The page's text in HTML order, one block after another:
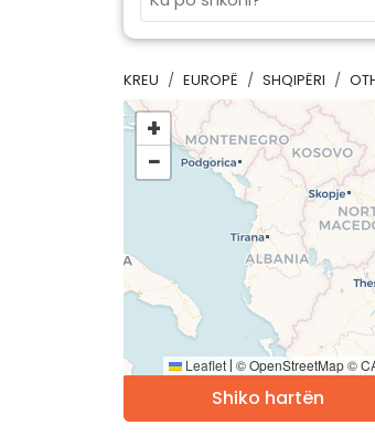
KREU EUROPË SHQIPËRI
+
−
Leaflet | © OpenStreetMap ©
Shiko hartën